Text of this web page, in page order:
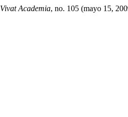
Vivat Academia, no. 105 (mayo 15,